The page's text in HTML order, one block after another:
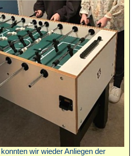
wir wieder Anliegen der